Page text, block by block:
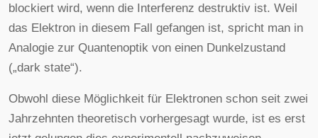
blockiert wird, wenn die Interferenz destruktiv ist. Weil
das Elektron in diesem Fall gefangen ist, spricht man in
Analogie zur Quantenoptik von einen Dunkelzustand
(„dark state“).
Obwohl diese Möglichkeit für Elektronen schon seit zwei
Jahrzehnten theoretisch vorhergesagt wurde, ist es erst